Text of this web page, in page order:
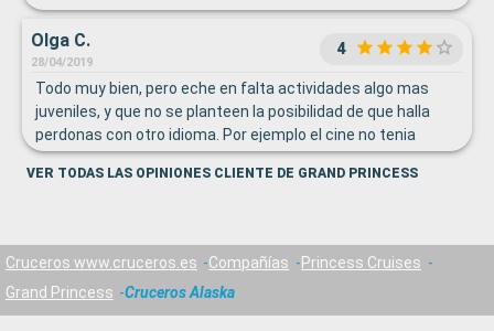
Olga C.
28/04/2019
4
Todo muy bien, pero eche en falta actividades algo mas
juveniles, y que no se planteen la posibilidad de que halla
perdonas con otro idioma. Por ejemplo el cine no tenia
opción ni de subtítulos, y cuando había explicaciones no
preguntaban por si alguien no hablaba inglés.
VER TODAS LAS OPINIONES CLIENTE DE GRAND PRINCESS
Cruceros www.cruceros.es Compañías
Princess Cruises
Grand Princess
Cruceros Alaska